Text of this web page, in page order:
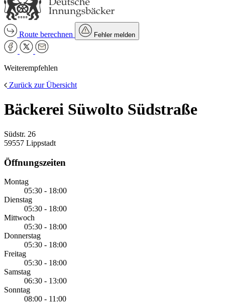
Route berechnen Fehler melden
Weiterempfehlen
Zurück zur Übersicht
Bäckerei Süwolto Südstraße
Südstr. 26
59557 Lippstadt
Öffnungszeiten
Montag
05:30 - 18:00
Dienstag
05:30 - 18:00
Mittwoch
05:30 - 18:00
Donnerstag
05:30 - 18:00
Freitag
05:30 - 18:00
Samstag
06:30 - 13:00
Sonntag
08:00 - 11:00